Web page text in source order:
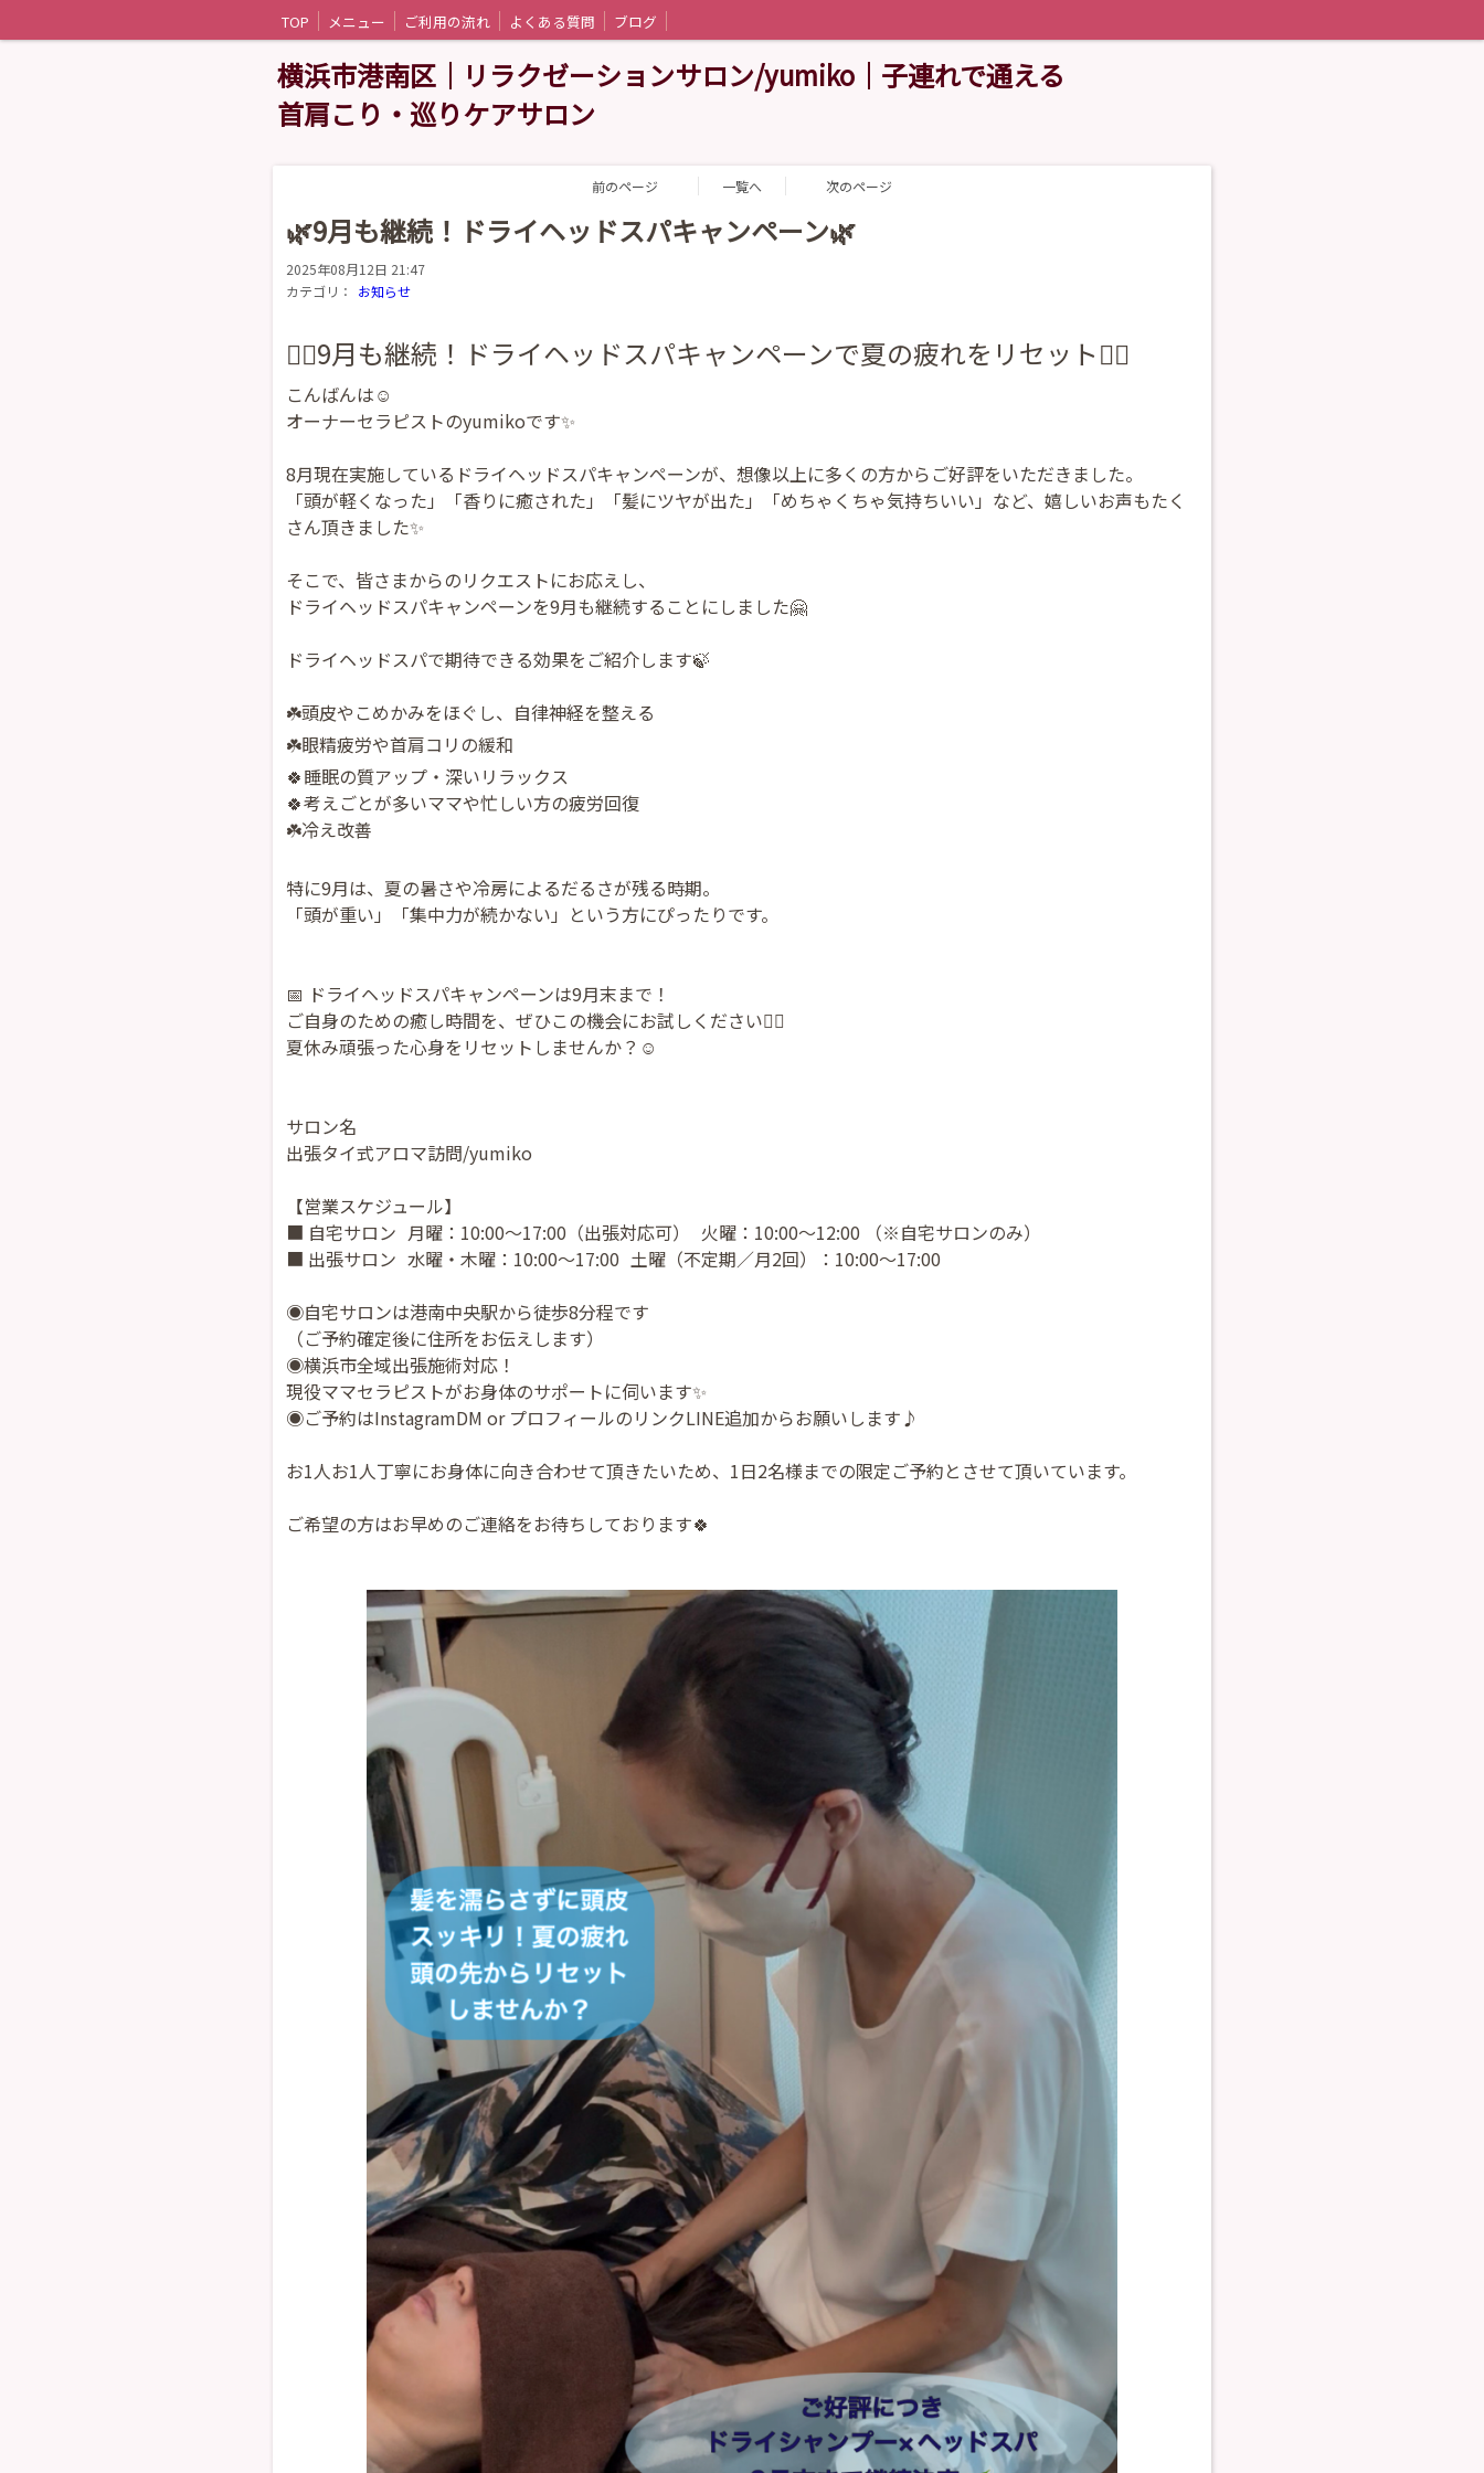
TOP メニュー ご利用の流れ よくある質問 ブログ
横浜市港南区｜リラクゼーションサロン/yumiko｜子連れで通える
首肩こり・巡りケアサロン
前のページ 一覧へ 次のページ
🌿9月も継続！ドライヘッドスパキャンペーン🌿
2025年08月12日 21:47
カテゴリ：
お知らせ
💆‍♀️9月も継続！ドライヘッドスパキャンペーンで夏の疲れをリセット💆‍♀️
こんばんは☺️
オーナーセラピストのyumikoです✨
8月現在実施しているドライヘッドスパキャンペーンが、想像以上に多くの方からご好評をいただきました。
「頭が軽くなった」「香りに癒された」「髪にツヤが出た」「めちゃくちゃ気持ちいい」など、嬉しいお声もたく
さん頂きました✨
そこで、皆さまからのリクエストにお応えし、
ドライヘッドスパキャンペーンを9月も継続することにしました🤗
ドライヘッドスパで期待できる効果をご紹介します🍃
☘️頭皮やこめかみをほぐし、自律神経を整える
☘️眼精疲労や首肩コリの緩和
🍀睡眠の質アップ・深いリラックス
🍀考えごとが多いママや忙しい方の疲労回復
☘️冷え改善
特に9月は、夏の暑さや冷房によるだるさが残る時期。
「頭が重い」「集中力が続かない」という方にぴったりです。
📅 ドライヘッドスパキャンペーンは9月末まで！
ご自身のための癒し時間を、ぜひこの機会にお試しください💆‍♀️
夏休み頑張った心身をリセットしませんか？☺️
サロン名
出張タイ式アロマ訪問/yumiko
【営業スケジュール】
■ 自宅サロン 月曜：10:00〜17:00（出張対応可） 火曜：10:00〜12:00 （※自宅サロンのみ）
■ 出張サロン 水曜・木曜：10:00〜17:00 土曜（不定期／月2回）：10:00〜17:00
◉自宅サロンは港南中央駅から徒歩8分程です
（ご予約確定後に住所をお伝えします）
◉横浜市全域出張施術対応！
現役ママセラピストがお身体のサポートに伺います✨
◉ご予約はInstagramDM or プロフィールのリンクLINE追加からお願いします♪
お1人お1人丁寧にお身体に向き合わせて頂きたいため、1日2名様までの限定ご予約とさせて頂いています。
ご希望の方はお早めのご連絡をお待ちしております🍀